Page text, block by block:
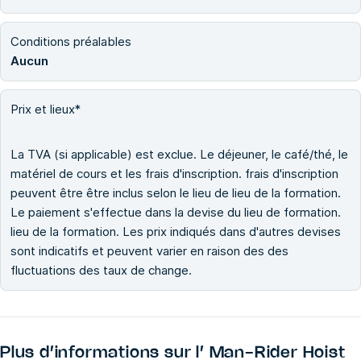
Conditions préalables
Aucun
Prix et lieux*
La TVA (si applicable) est exclue. Le déjeuner, le café/thé, le
matériel de cours et les frais d'inscription. frais d'inscription
peuvent être être inclus selon le lieu de lieu de la formation.
Le paiement s'effectue dans la devise du lieu de formation.
lieu de la formation. Les prix indiqués dans d'autres devises
sont indicatifs et peuvent varier en raison des des
fluctuations des taux de change.
Plus d’informations sur l’ Man-Rider Hoist